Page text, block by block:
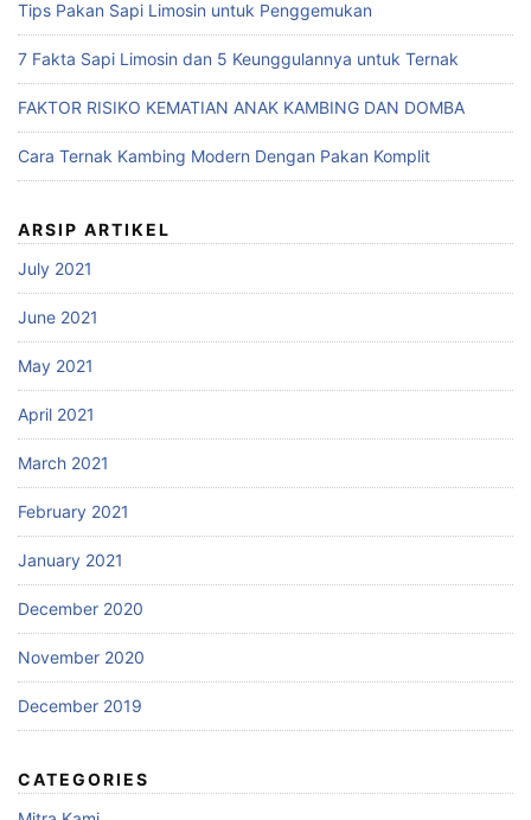
Tips Pakan Sapi Limosin untuk Penggemukan
7 Fakta Sapi Limosin dan 5 Keunggulannya untuk Ternak
FAKTOR RISIKO KEMATIAN ANAK KAMBING DAN DOMBA
Cara Ternak Kambing Modern Dengan Pakan Komplit
ARSIP ARTIKEL
July 2021
June 2021
May 2021
April 2021
March 2021
February 2021
January 2021
December 2020
November 2020
December 2019
CATEGORIES